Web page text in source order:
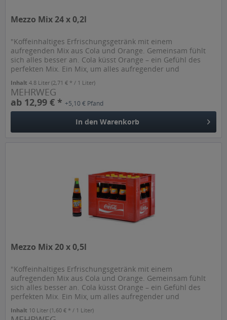
Mezzo Mix 24 x 0,2l
"Koffeinhaltiges Erfrischungsgetränk mit einem
aufregenden Mix aus Cola und Orange. Gemeinsam fühlt
sich alles besser an. Cola küsst Orange – ein Gefühl des
perfekten Mix. Ein Mix, um alles aufregender und
Inhalt4.8 Liter(2,71 € * / 1 Liter)
MEHRWEG
ab 12,99 € *+5,10 € Pfand
In den Warenkorb
Mezzo Mix 20 x 0,5l
"Koffeinhaltiges Erfrischungsgetränk mit einem
aufregenden Mix aus Cola und Orange. Gemeinsam fühlt
sich alles besser an. Cola küsst Orange – ein Gefühl des
perfekten Mix. Ein Mix, um alles aufregender und
Inhalt 10 Liter(1,60 € * / 1 Liter)